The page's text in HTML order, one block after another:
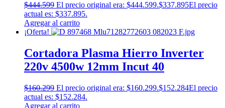
$444.599 El precio original era: $444.599.$337.895El precio
actual es: $337.895.
Agregar al carrito
¡Oferta!
Cortadora Plasma Hierro Inverter
220v 4500w 12mm Incut 40
$160.299 El precio original era: $160.299.$152.284El precio
actual es: $152.284.
Agregar al carrito